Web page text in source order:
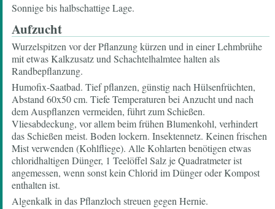
Sonnige bis halbschattige Lage.
Aufzucht
Wurzelspitzen vor der Pflanzung kürzen und in einer Lehmbrühe
mit etwas Kalkzusatz und Schachtelhalmtee halten als
Randbepflanzung.
Humofix-Saatbad. Tief pflanzen, günstig nach Hülsenfrüchten,
Abstand 60x50 cm. Tiefe Temperaturen bei Anzucht und nach
dem Auspflanzen vermeiden, führt zum Schießen.
Vliesabdeckung, vor allem beim frühen Blumenkohl, verhindert
das Schießen meist. Boden lockern. Insektennetz. Keinen frischen
Mist verwenden (Kohlfliege). Alle Kohlarten benötigen etwas
chloridhaltigen Dünger, 1 Teelöffel Salz je Quadratmeter ist
angemessen, wenn sonst kein Chlorid im Dünger oder Kompost
enthalten ist.
Algenkalk in das Pflanzloch streuen gegen Hernie.